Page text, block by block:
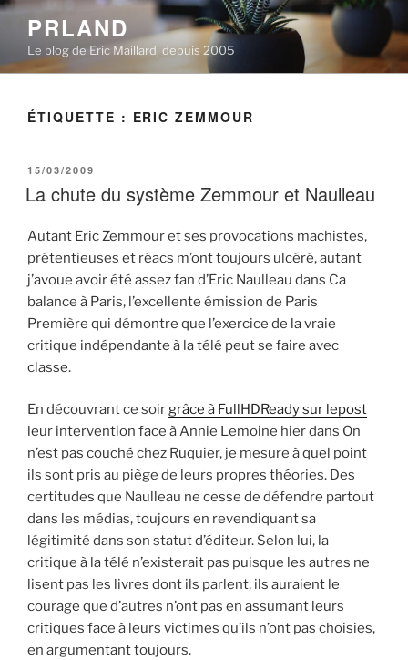
Aller
contenu
principal
PRLAND
Le blog de Eric Maillard, depuis 2005
ÉTIQUETTE : ERIC ZEMMOUR
PUBLIÉ
LE
15/03/2009
La chute du système Zemmour et Naulleau
Autant Eric Zemmour et ses provocations machistes,
prétentieuses et réacs m’ont toujours ulcéré, autant
j’avoue avoir été assez fan d’Eric Naulleau dans Ca
balance à Paris, l’excellente émission de Paris
Première qui démontre que l’exercice de la vraie
critique indépendante à la télé peut se faire avec
classe.
En découvrant ce soirgrâce à FullHDReady sur lepost
leur intervention face à Annie Lemoine hier dans On
n’est pas couché chez Ruquier, je mesure à quel point
ils sont pris au piège de leurs propres théories. Des
certitudes que Naulleau ne cesse de défendre partout
dans les médias, toujours en revendiquant sa
légitimité dans son statut d’éditeur. Selon lui, la
critique à la télé n’existerait pas puisque les autres ne
lisent pas les livres dont ils parlent, ils auraient le
courage que d’autres n’ont pas en assumant leurs
critiques face à leurs victimes qu’ils n’ont pas choisies,
en argumentant toujours.